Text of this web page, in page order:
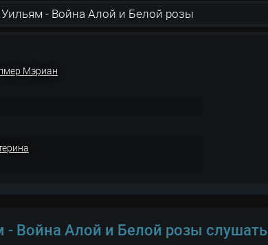
- Война Алой и Белой розы
Мэриан
Война Алой и Белой розы слушать